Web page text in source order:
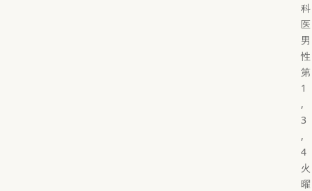
科
医
男
性
第
1
,
3
,
4
火
曜